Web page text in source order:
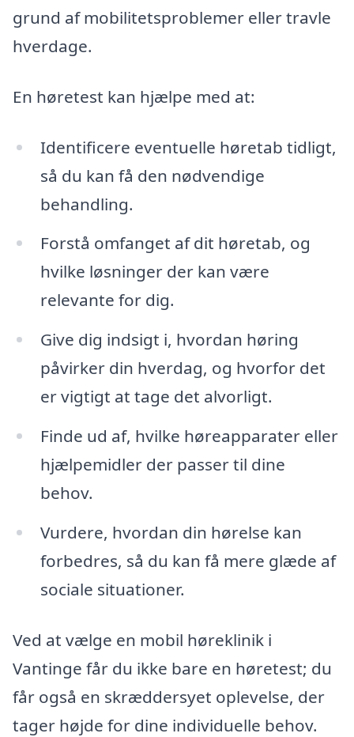
grund af mobilitetsproblemer eller travle
hverdage.
En høretest kan hjælpe med at:
Identificere eventuelle høretab tidligt,
så du kan få den nødvendige
behandling.
Forstå omfanget af dit høretab, og
hvilke løsninger der kan være
relevante for dig.
Give dig indsigt i, hvordan høring
påvirker din hverdag, og hvorfor det
er vigtigt at tage det alvorligt.
Finde ud af, hvilke høreapparater eller
hjælpemidler der passer til dine
behov.
Vurdere, hvordan din hørelse kan
forbedres, så du kan få mere glæde af
sociale situationer.
Ved at vælge en mobil høreklinik i
Vantinge får du ikke bare en høretest; du
får også en skræddersyet oplevelse, der
tager højde for dine individuelle behov.